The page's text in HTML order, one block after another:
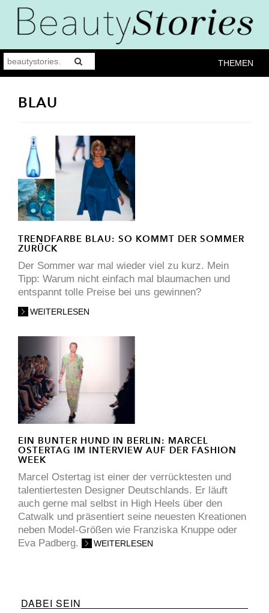
THEMEN
BLAU
TRENDFARBE BLAU: SO KOMMT DER SOMMER
ZURÜCK
Der Sommer war mal wieder viel zu kurz. Mein
Tipp: Warum nicht einfach mal blaumachen und
entspannt tolle Preise bei uns gewinnen?
WEITERLESEN
EIN BUNTER HUND IN BERLIN: MARCEL
OSTERTAG IM INTERVIEW AUF DER FASHION
WEEK
Marcel Ostertag ist einer der verrücktesten und
talentiertesten Designer Deutschlands. Er läuft
auch gerne mal selbst in High Heels über den
Catwalk und präsentiert seine neuesten Kreationen
neben Model-Größen wie Franziska Knuppe oder
Eva Padberg.
WEITERLESEN
DABEI SEIN